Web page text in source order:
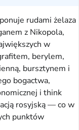
rudami żelaza
z Nikopola,
w
berylem,
bursztynem i
bogactwa,
i think
rosyjską — co w
punktów